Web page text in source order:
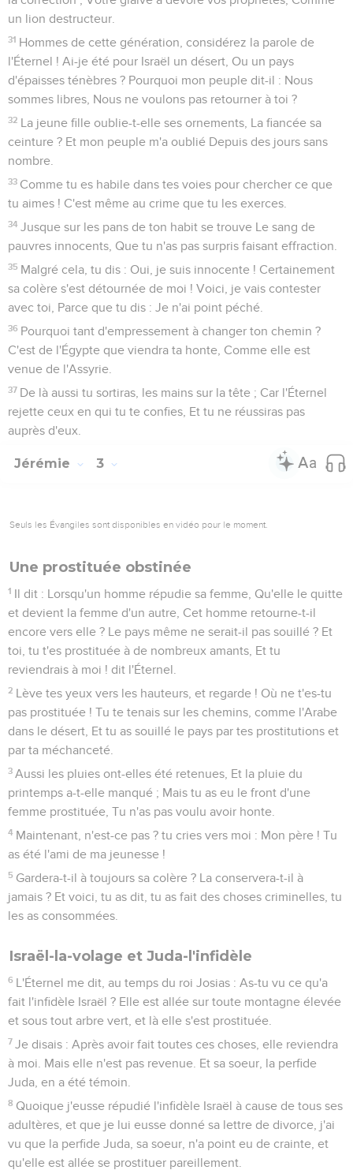
un lion destructeur.
31 Hommes de cette génération, considérez la parole de
l'Éternel ! Ai-je été pour Israël un désert, Ou un pays
d'épaisses ténèbres ? Pourquoi mon peuple dit-il : Nous
sommes libres, Nous ne voulons pas retourner à toi ?
32 La jeune fille oublie-t-elle ses ornements, La fiancée sa
ceinture ? Et mon peuple m'a oublié Depuis des jours sans
nombre.
33 Comme tu es habile dans tes voies pour chercher ce que
tu aimes ! C'est même au crime que tu les exerces.
34 Jusque sur les pans de ton habit se trouve Le sang de
pauvres innocents, Que tu n'as pas surpris faisant effraction.
35 Malgré cela, tu dis : Oui, je suis innocente ! Certainement
sa colère s'est détournée de moi ! Voici, je vais contester
avec toi, Parce que tu dis : Je n'ai point péché.
36 Pourquoi tant d'empressement à changer ton chemin ?
C'est de l'Égypte que viendra ta honte, Comme elle est
venue de l'Assyrie.
37 De là aussi tu sortiras, les mains sur la tête ; Car l'Éternel
rejette ceux en qui tu te confies, Et tu ne réussiras pas
auprès d'eux.
Jérémie 3
Seuls les Évangiles sont disponibles en vidéo pour le moment.
Une prostituée obstinée
1 Il dit : Lorsqu'un homme répudie sa femme, Qu'elle le quitte
et devient la femme d'un autre, Cet homme retourne-t-il
encore vers elle ? Le pays même ne serait-il pas souillé ? Et
toi, tu t'es prostituée à de nombreux amants, Et tu
reviendrais à moi ! dit l'Éternel.
2 Lève tes yeux vers les hauteurs, et regarde ! Où ne t'es-tu
pas prostituée ! Tu te tenais sur les chemins, comme l'Arabe
dans le désert, Et tu as souillé le pays par tes prostitutions et
par ta méchanceté.
3 Aussi les pluies ont-elles été retenues, Et la pluie du
printemps a-t-elle manqué ; Mais tu as eu le front d'une
femme prostituée, Tu n'as pas voulu avoir honte.
4 Maintenant, n'est-ce pas ? tu cries vers moi : Mon père ! Tu
as été l'ami de ma jeunesse !
5 Gardera-t-il à toujours sa colère ? La conservera-t-il à
jamais ? Et voici, tu as dit, tu as fait des choses criminelles, tu
les as consommées.
Israël-la-volage et Juda-l'infidèle
6 L'Éternel me dit, au temps du roi Josias : As-tu vu ce qu'a
fait l'infidèle Israël ? Elle est allée sur toute montagne élevée
et sous tout arbre vert, et là elle s'est prostituée.
7 Je disais : Après avoir fait toutes ces choses, elle reviendra
à moi. Mais elle n'est pas revenue. Et sa soeur, la perfide
Juda, en a été témoin.
8 Quoique j'eusse répudié l'infidèle Israël à cause de tous ses
adultères, et que je lui eusse donné sa lettre de divorce, j'ai
vu que la perfide Juda, sa soeur, n'a point eu de crainte, et
qu'elle est allée se prostituer pareillement.